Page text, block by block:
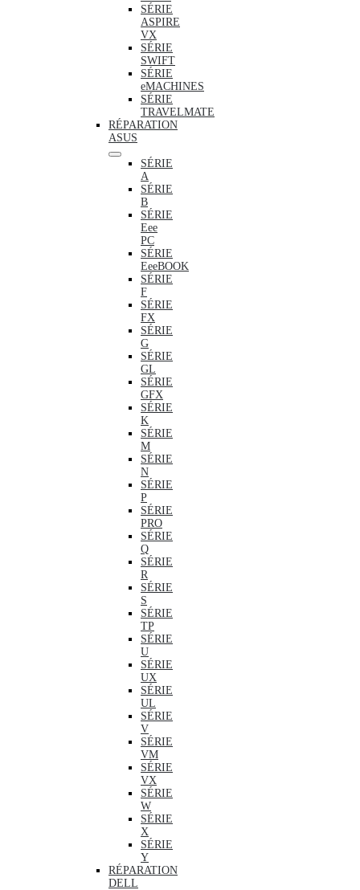
SÉRIE
ASPIRE
VX
SÉRIE
SWIFT
SÉRIE
eMACHINES
SÉRIE
TRAVELMATE
RÉPARATION
ASUS
SÉRIE
A
SÉRIE
B
SÉRIE
Eee
PC
SÉRIE
EeeBOOK
SÉRIE
F
SÉRIE
FX
SÉRIE
G
SÉRIE
GL
SÉRIE
GFX
SÉRIE
K
SÉRIE
M
SÉRIE
N
SÉRIE
P
SÉRIE
PRO
SÉRIE
Q
SÉRIE
R
SÉRIE
S
SÉRIE
TP
SÉRIE
U
SÉRIE
UX
SÉRIE
UL
SÉRIE
V
SÉRIE
VM
SÉRIE
VX
SÉRIE
W
SÉRIE
X
SÉRIE
Y
RÉPARATION
DELL